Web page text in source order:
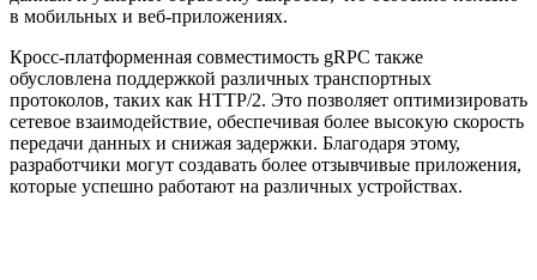
в мобильных и веб-приложениях.
Кросс-платформенная совместимость gRPC также
обусловлена поддержкой различных транспортных
протоколов, таких как HTTP/2. Это позволяет оптимизировать
сетевое взаимодействие, обеспечивая более высокую скорость
передачи данных и снижая задержки. Благодаря этому,
разработчики могут создавать более отзывчивые приложения,
которые успешно работают на различных устройствах.